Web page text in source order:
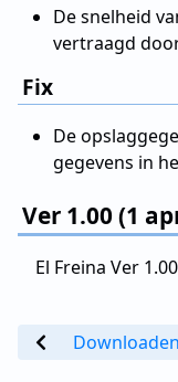
De snelheid
vertraagd
Fix
De
gegevens in
Ver 1.00 (1
El Freina Ver
Downloaden